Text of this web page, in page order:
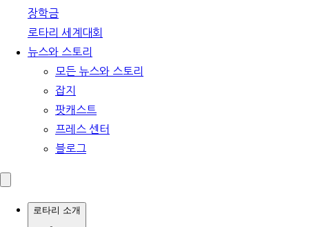
장학금
로타리 세계대회
뉴스와 스토리
모든 뉴스와 스토리
잡지
팟캐스트
프레스 센터
블로그
로타리 소개